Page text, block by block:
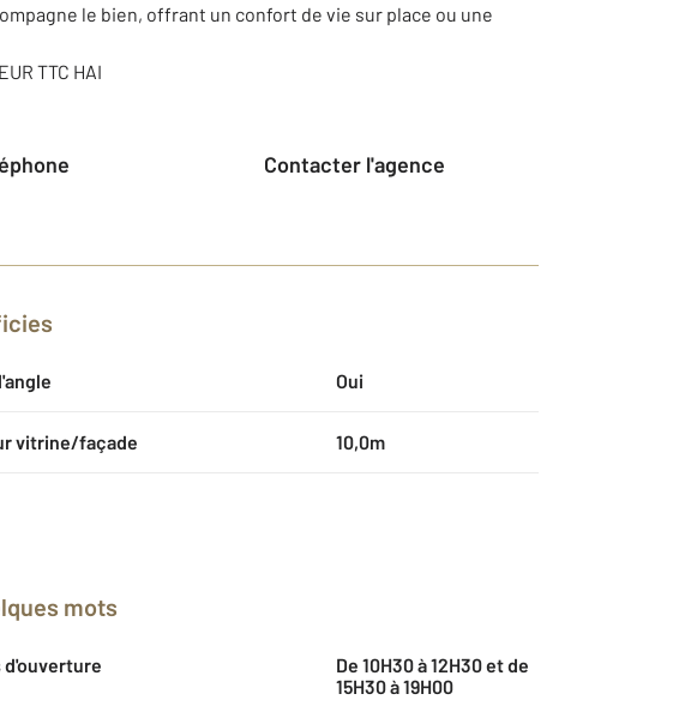
le bien, offrant un confort de vie sur place ou une
TTC HAI
Contacter l'agence
Oui
vitrine/façade 10,0m
mots
d'ouverture
De 10H30 à 12H30 et de
15H30 à 19H00